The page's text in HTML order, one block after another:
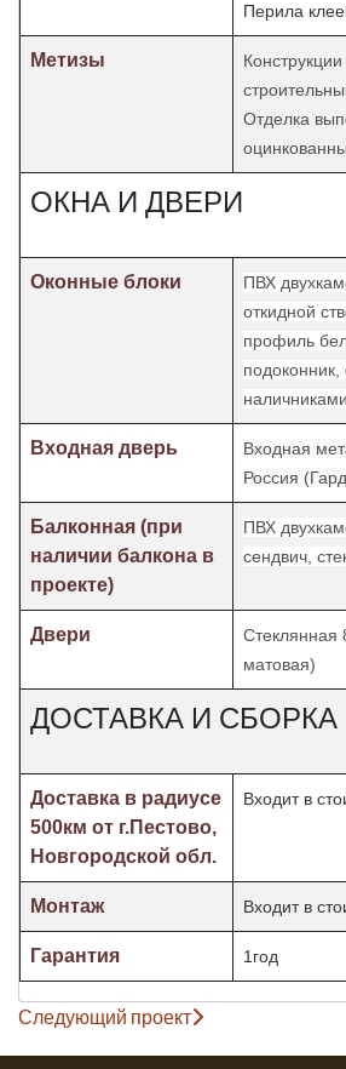
Перила
Метизы
Отделка
ОКНА И ДВЕРИ
Оконные блоки
ПВХ
откидной
профиль
подоконник,
Входная дверь
Входная
Россия
Балконная (при
наличии балкона в
проекте)
ПВХ
сендвич,
Двери
Стеклянная
матовая)
ДОСТАВКА И СБОРКА
Доставка в радиусе
500км от г.Пестово,
Новгородской обл.
Входит в
Монтаж Входит в
Гарантия 1год
Следующий проект